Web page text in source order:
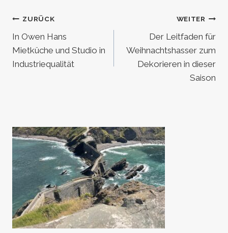
Beitragsnavigation
ZURÜCK
In Owen Hans
Mietküche und Studio in
Industriequalität
WEITER
Der Leitfaden für
Weihnachtshasser zum
Dekorieren in dieser
Saison